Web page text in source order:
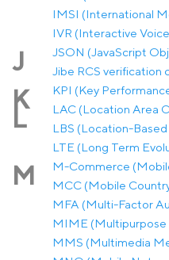
IMSI (International
IVR (Interactive
J
JSON (JavaScript
Jibe RCS verification
K KPI (Key
L
LAC (Location Area
LBS (Location-Based
LTE (Long Term
M
M-Commerce
MCC (Mobile
MFA (Multi-Factor
MIME (Multipurpose
MMS (Multimedia